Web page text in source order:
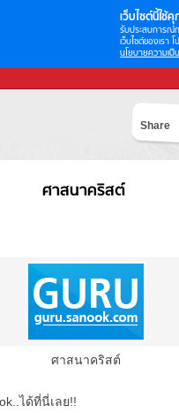
เว็บไซต์นี้ใช้คุ
รับประสบการณ์
เว็บไซต์ของเรา
นโยบายความเป็
Share
ศาสนาคริสต์
ศาสนาคริสต์
ได้ที่นี่เลย!!